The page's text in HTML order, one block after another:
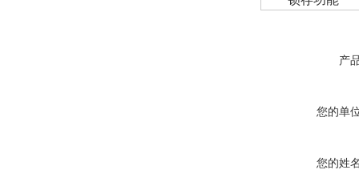
产
您的单
您的姓